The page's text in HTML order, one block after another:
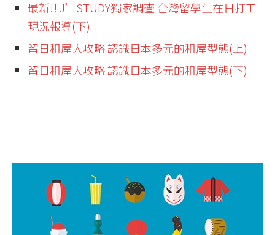
最新!! J’STUDY獨家調查 台灣留學生在日打工
現況報導(下)
留日租屋大攻略 認識日本多元的租屋型態(上)
留日租屋大攻略 認識日本多元的租屋型態(下)